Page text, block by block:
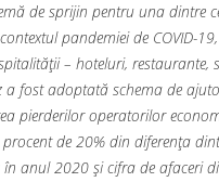
de sprijin pentru una dintre
pandemiei de COVID-
– hoteluri, restaurante,
a fost adoptată schema de
pierderilor operatorilor
de 20% din diferența
anul 2020 și cifra de afaceri